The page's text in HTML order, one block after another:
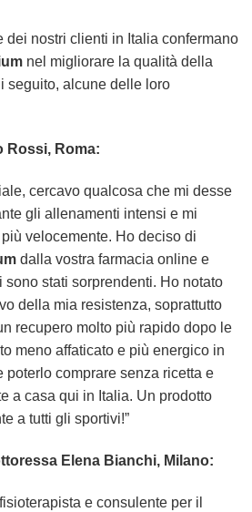
dei nostri clienti in Italia confermano
nel migliorare la qualità della
seguito, alcune delle loro
Rossi, Roma:
cercavo qualcosa che mi desse
gli allenamenti intensi e mi
velocemente. Ho deciso di
dalla vostra farmacia online e
sono stati sorprendenti. Ho notato
della mia resistenza, soprattutto
recupero molto più rapido dopo le
meno affaticato e più energico in
comprare senza ricetta e
a casa qui in Italia. Un prodotto
a tutti gli sportivi!”
Elena Bianchi, Milano:
e consulente per il